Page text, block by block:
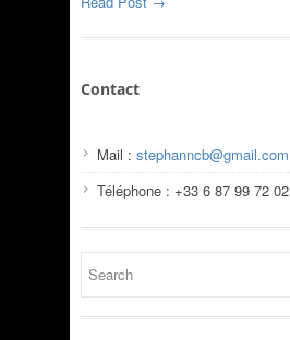
Contact
Mail : stephanncb@gmail.com
Téléphone : +33 6 87 99 72 02